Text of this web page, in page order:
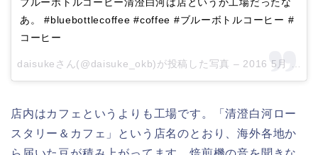
あ。 #bluebottlecoffee #coffee #ブルーボトルコーヒー #
コーヒー
daisukeさん(@daisuke_okb)が投稿した写真 – 2016 5月 4 6:13午後 PDT
店内はカフェというよりも工場です。「清澄白河ロー
スタリー＆カフェ」という店名のとおり、海外各地か